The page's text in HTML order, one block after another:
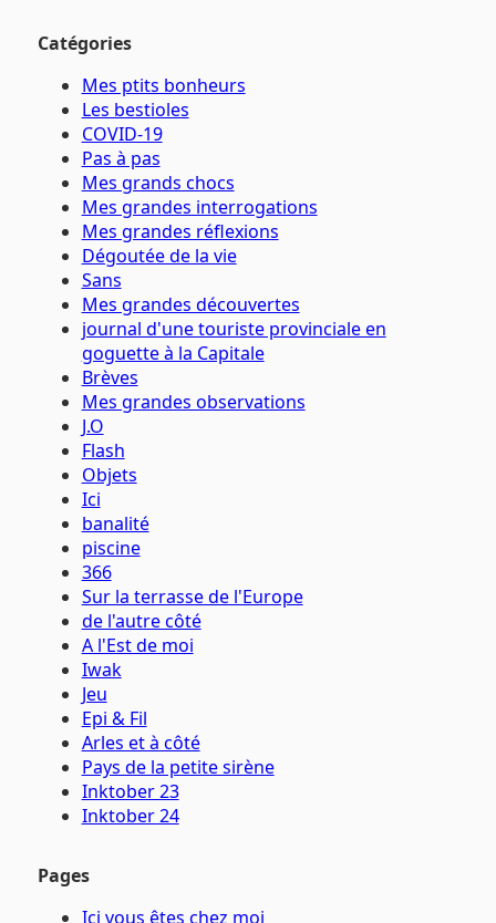
Catégories
Mes ptits bonheurs
Les bestioles
COVID-19
Pas à pas
Mes grands chocs
Mes grandes interrogations
Mes grandes réflexions
Dégoutée de la vie
Sans
Mes grandes découvertes
journal d'une touriste provinciale en
goguette à la Capitale
Brèves
Mes grandes observations
J.O
Flash
Objets
Ici
banalité
piscine
366
Sur la terrasse de l'Europe
de l'autre côté
A l'Est de moi
Iwak
Jeu
Epi & Fil
Arles et à côté
Pays de la petite sirène
Inktober 23
Inktober 24
Pages
Ici vous êtes chez moi